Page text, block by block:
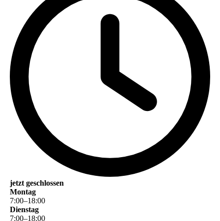
jetzt geschlossen
Montag
7:00–18:00
Dienstag
7:00–18:00